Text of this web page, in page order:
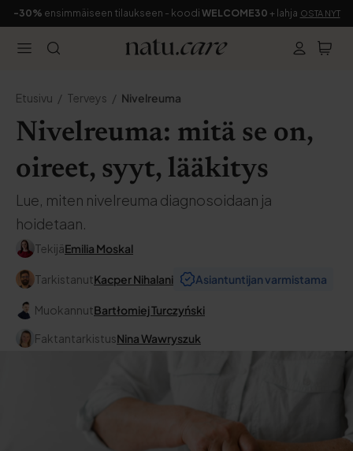
-30% ensimmäiseen tilaukseen - koodi WELCOME30 + lahja OSTA NYT
Etusivu Terveys Nivelreuma
Nivelreuma: mitä se on,
oireet, syyt, lääkitys
Lue, miten nivelreuma diagnosoidaan ja
hoidetaan.
TekijäEmilia Moskal
TarkistanutKacper Nihalani Asiantuntijan varmistama
MuokannutBartłomiej Turczyński
FaktantarkistusNina Wawryszuk